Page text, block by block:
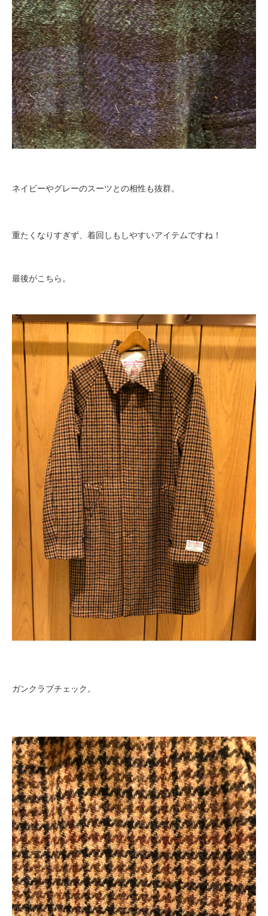
ネイビーやグレーのスーツとの相性も抜群。
重たくなりすぎず、着回しもしやすいアイテムですね！
最後がこちら。
ガンクラブチェック。